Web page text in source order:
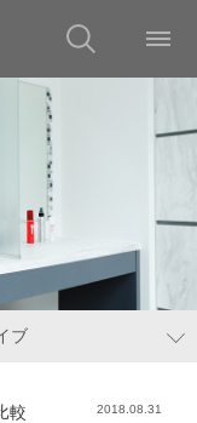
ブ
較 2018.08.31